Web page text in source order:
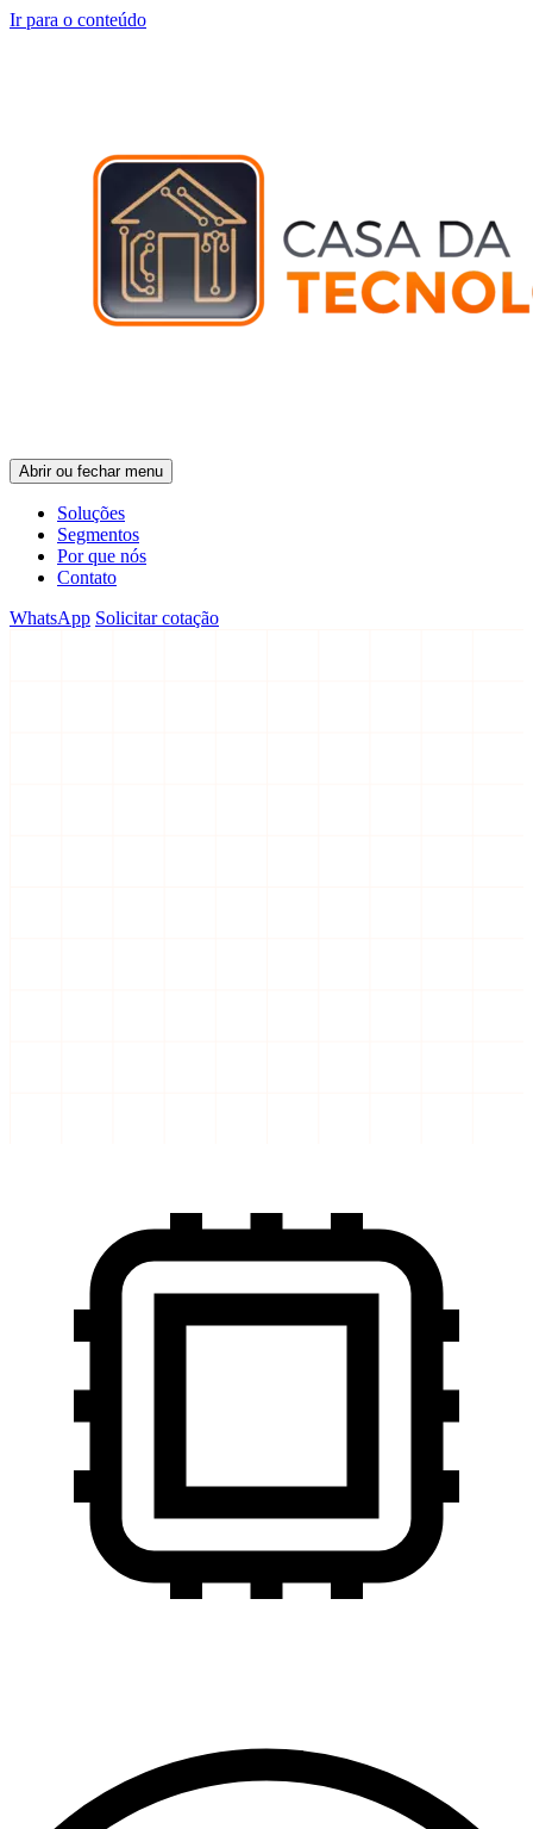
Ir para o conteúdo
Abrir ou fechar menu
Soluções
Segmentos
Por que nós
Contato
WhatsApp Solicitar cotação